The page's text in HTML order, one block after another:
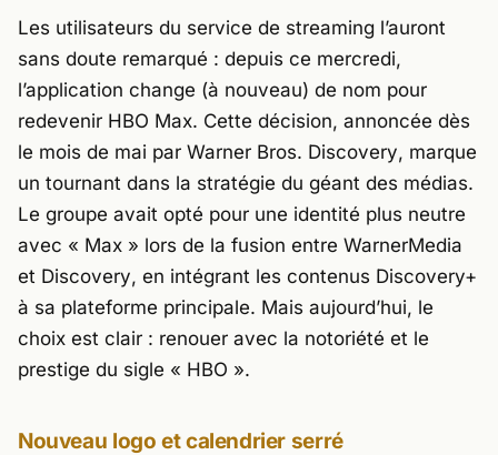
Les utilisateurs du service de streaming l’auront
sans doute remarqué : depuis ce mercredi,
l’application change (à nouveau) de nom pour
redevenir HBO Max. Cette décision, annoncée dès
le mois de mai par Warner Bros. Discovery, marque
un tournant dans la stratégie du géant des médias.
Le groupe avait opté pour une identité plus neutre
avec « Max » lors de la fusion entre WarnerMedia
et Discovery, en intégrant les contenus Discovery+
à sa plateforme principale. Mais aujourd’hui, le
choix est clair : renouer avec la notoriété et le
prestige du sigle « HBO ».
Nouveau logo et calendrier serré